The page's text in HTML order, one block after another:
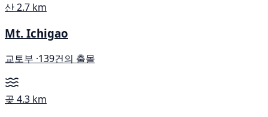
산2.7 km
Mt. Ichigao
교토부 ·139건의 출몰
곶 4.3 km